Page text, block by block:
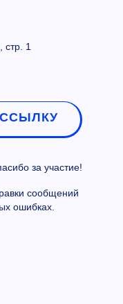
стр. 1
за участие!
сообщений
ошибках.